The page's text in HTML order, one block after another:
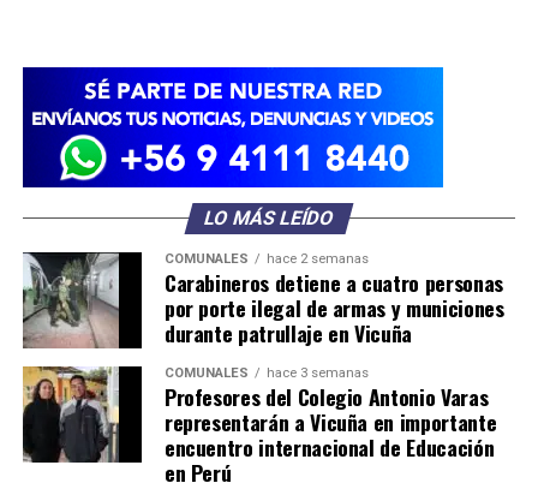
LO MÁS LEÍDO
COMUNALES hace 2 semanas
Carabineros detiene a cuatro personas
por porte ilegal de armas y municiones
durante patrullaje en Vicuña
COMUNALES hace 3 semanas
Profesores del Colegio Antonio Varas
representarán a Vicuña en importante
encuentro internacional de Educación
en Perú